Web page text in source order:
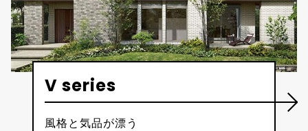
V series
風格と気品が漂う